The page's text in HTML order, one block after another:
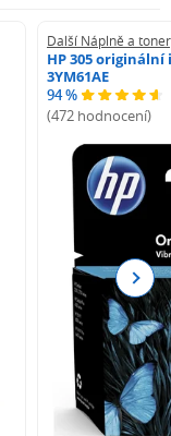
Další Náplně a
HP 305
3YM61AE
94 %
(472 hodnocení)
Next